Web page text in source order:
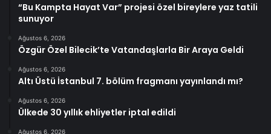
“Bu Kampta Hayat Var” projesi özel bireylere yaz tatili
sunuyor
Ağustos 6, 2026
Özgür Özel Bilecik’te Vatandaşlarla Bir Araya Geldi
Ağustos 6, 2026
Altı Üstü İstanbul 7. bölüm fragmanı yayınlandı mı?
Ağustos 6, 2026
Ülkede 30 yıllık ehliyetler iptal edildi
Ağustos 6, 2026